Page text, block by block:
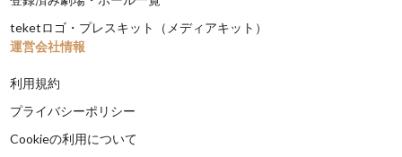
teketロゴ・プレスキット（メディアキット）
運営会社情報
利用規約
プライバシーポリシー
Cookieの利用について